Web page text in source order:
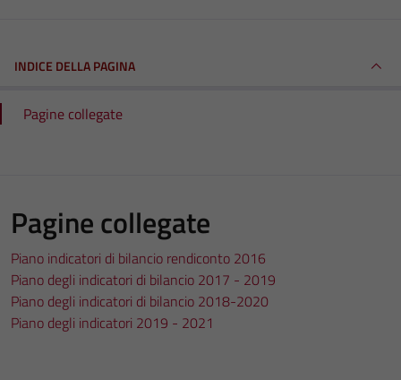
INDICE DELLA PAGINA
Pagine collegate
Pagine collegate
Piano indicatori di bilancio rendiconto 2016
Piano degli indicatori di bilancio 2017 - 2019
Piano degli indicatori di bilancio 2018-2020
Piano degli indicatori 2019 - 2021